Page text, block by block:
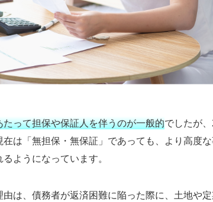
たって担保や保証人を伴うのが一般的でしたが
は「無担保・無保証」であっても、より高度
ようになっています。
は、債務者が返済困難に陥った際に、土地や